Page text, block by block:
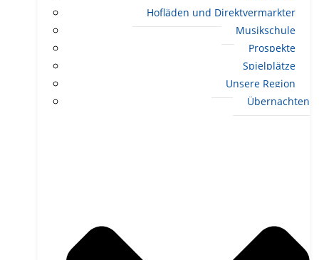
Hofläden und Direktvermarkter
Musikschule
Prospekte
Spielplätze
Unsere Region
Übernachten